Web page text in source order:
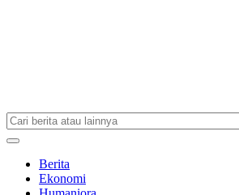
Berita
Ekonomi